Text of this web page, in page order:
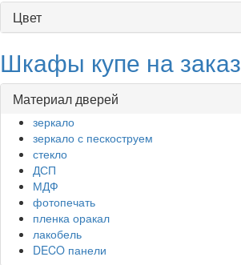
Цвет
Шкафы купе на заказ
Материал дверей
зеркало
зеркало с пескоструем
стекло
ДСП
МДФ
фотопечать
пленка оракал
лакобель
DECO панели